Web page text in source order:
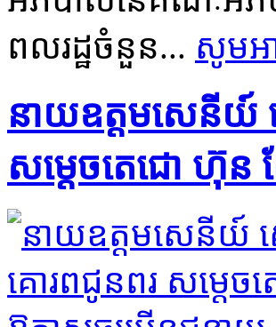
ពលរដ្ឋចំនួន... សូមអ
នាយឧត្តមសេនីយ៍
សម្ដេចតេជោ ហ៊ុន